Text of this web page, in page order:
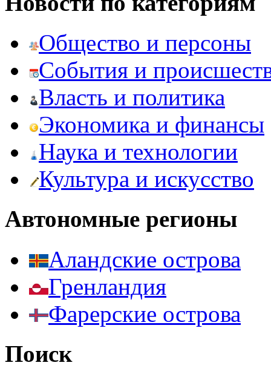
Общество и персоны
События и
Власть и политика
Экономика и финансы
Наука и технологии
Культура и искусство
Автономные регионы
Аландские острова
Гренландия
Фарерские острова
Поиск